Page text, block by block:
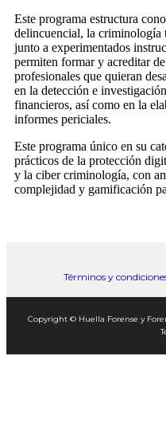
Este programa estructura
delincuencial, la
junto a experimentados
permiten formar y acreditar
profesionales que quieran
en la detección e
financieros, así como en la
informes periciales.
Este programa único en su
prácticos de la protección
y la ciber criminología, con
complejidad y gamificación
Términos y
Copyright © Huella Forense y